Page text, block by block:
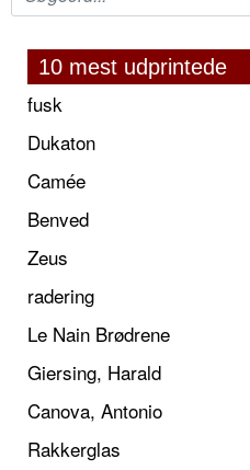
10 mest udprintede
fusk
Dukaton
Camée
Benved
Zeus
radering
Le Nain Brødrene
Giersing, Harald
Canova, Antonio
Rakkerglas